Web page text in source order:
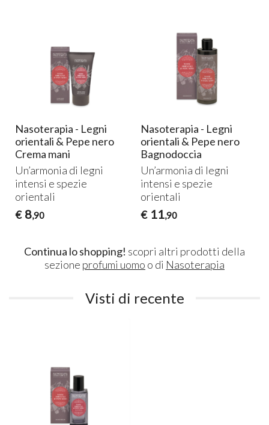
Nasoterapia - Legni
orientali & Pepe nero
Crema mani
Un’armonia di legni
intensi e spezie
orientali
€ 8,90
Nasoterapia - Legni
orientali & Pepe nero
Bagnodoccia
Un’armonia di legni
intensi e spezie
orientali
€ 11,90
Continua lo shopping! scopri altri prodotti della
sezione profumi uomo o di Nasoterapia
Visti di recente